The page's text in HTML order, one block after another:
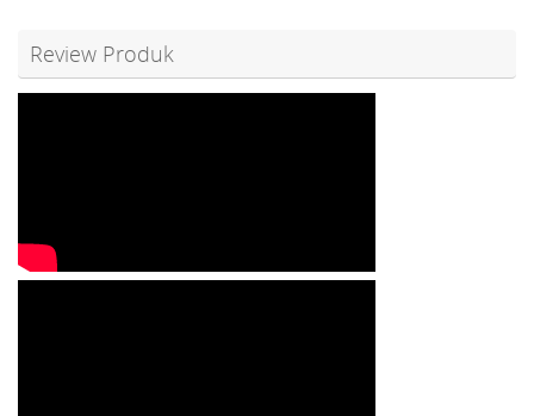
Review Produk